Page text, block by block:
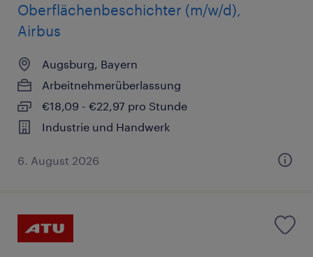
Oberflächenbeschichter (m/w/d),
Airbus
Augsburg, Bayern
Arbeitnehmerüberlassung
€18,09 - €22,97 pro Stunde
Industrie und Handwerk
6. August 2026